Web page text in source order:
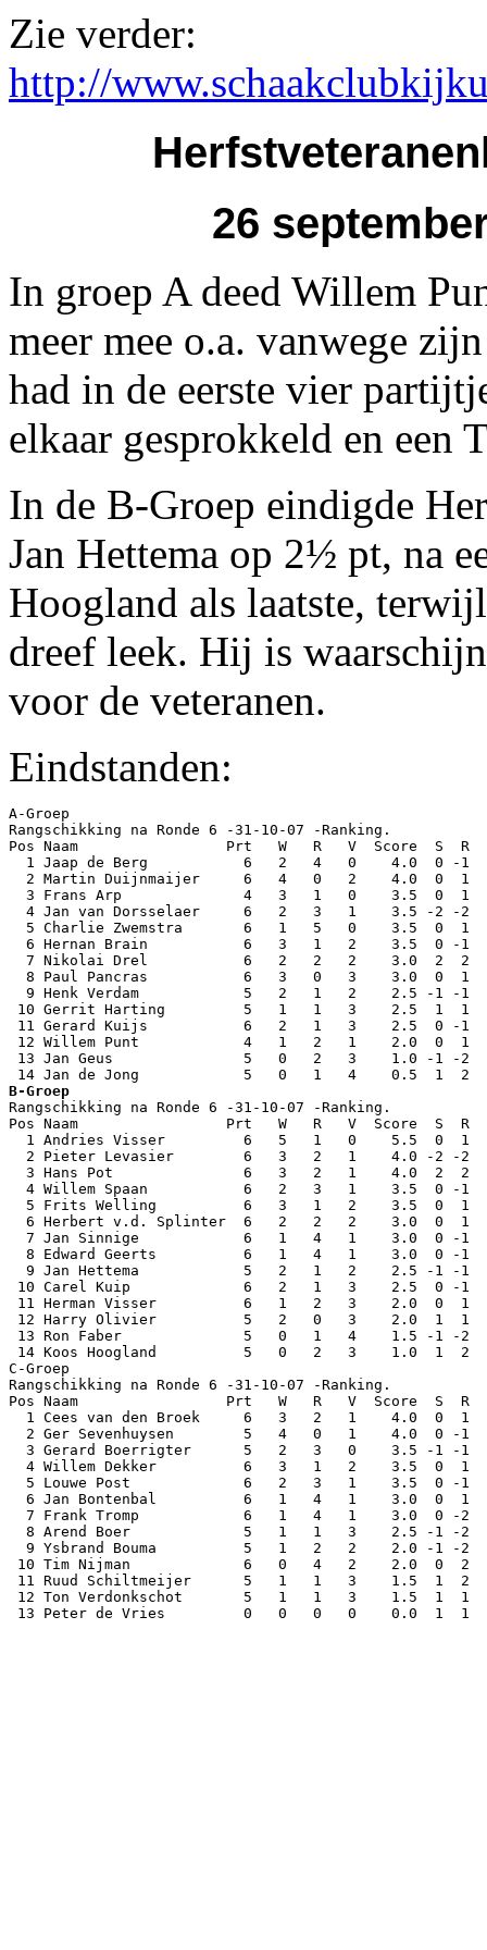
Zie verder:
http://
26
In groep A deed Willem
meer mee o.a. vanwege
had in de eerste vier
elkaar gesprokkeld en een
In de B-Groep eindigde
Jan Hettema op 2½ pt, na
Hoogland als laatste,
dreef leek. Hij is
voor de veteranen.
Eindstanden:
A-Groep
Rangschikking na Ronde 6 -31-10-07 -Ranking.
Pos Naam                 Prt   W   R   V  Score  S  R
1 Jaap de Berg           6   2   4   0    4.0  0 -1
2 Martin Duijnmaijer     6   4   0   2    4.0  0  1
3 Frans Arp              4   3   1   0    3.5  0  1
4 Jan van Dorsselaer     6   2   3   1    3.5 -2 -2
5 Charlie Zwemstra       6   1   5   0    3.5  0  1
6 Hernan Brain           6   3   1   2    3.5  0 -1
7 Nikolai Drel           6   2   2   2    3.0  2  2
8 Paul Pancras           6   3   0   3    3.0  0  1
9 Henk Verdam            5   2   1   2    2.5 -1 -1
10 Gerrit Harting         5   1   1   3    2.5  1  1
11 Gerard Kuijs           6   2   1   3    2.5  0 -1
12 Willem Punt            4   1   2   1    2.0  0  1
13 Jan Geus               5   0   2   3    1.0 -1 -2
B-Groep
Rangschikking na Ronde 6 -31-10-07 -Ranking.
Pos Naam                 Prt   W   R   V  Score  S  R
1 Andries Visser         6   5   1   0    5.5  0  1
2 Pieter Levasier        6   3   2   1    4.0 -2 -2
3 Hans Pot               6   3   2   1    4.0  2  2
4 Willem Spaan           6   2   3   1    3.5  0 -1
5 Frits Welling          6   3   1   2    3.5  0  1
6 Herbert v.d. Splinter  6   2   2   2    3.0  0  1
7 Jan Sinnige            6   1   4   1    3.0  0 -1
8 Edward Geerts          6   1   4   1    3.0  0 -1
9 Jan Hettema            5   2   1   2    2.5 -1 -1
10 Carel Kuip             6   2   1   3    2.5  0 -1
11 Herman Visser          6   1   2   3    2.0  0  1
12 Harry Olivier          5   2   0   3    2.0  1  1
13 Ron Faber              5   0   1   4    1.5 -1 -2
14 Koos Hoogland          5   0   2   3    1.0  1  2
C-Groep
Rangschikking na Ronde 6 -31-10-07 -Ranking.
Pos Naam                 Prt   W   R   V  Score  S  R
1 Cees van den Broek     6   3   2   1    4.0  0  1
2 Ger Sevenhuysen        5   4   0   1    4.0  0 -1
3 Gerard Boerrigter      5   2   3   0    3.5 -1 -1
4 Willem Dekker          6   3   1   2    3.5  0  1
5 Louwe Post             6   2   3   1    3.5  0 -1
6 Jan Bontenbal          6   1   4   1    3.0  0  1
7 Frank Tromp            6   1   4   1    3.0  0 -2
8 Arend Boer             5   1   1   3    2.5 -1 -2
9 Ysbrand Bouma          5   1   2   2    2.0 -1 -2
10 Tim Nijman             6   0   4   2    2.0  0  2
11 Ruud Schiltmeijer      5   1   1   3    1.5  1  2
12 Ton Verdonkschot       5   1   1   3    1.5  1  1